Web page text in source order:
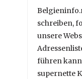
schreiben,
unsere
führen
supernette